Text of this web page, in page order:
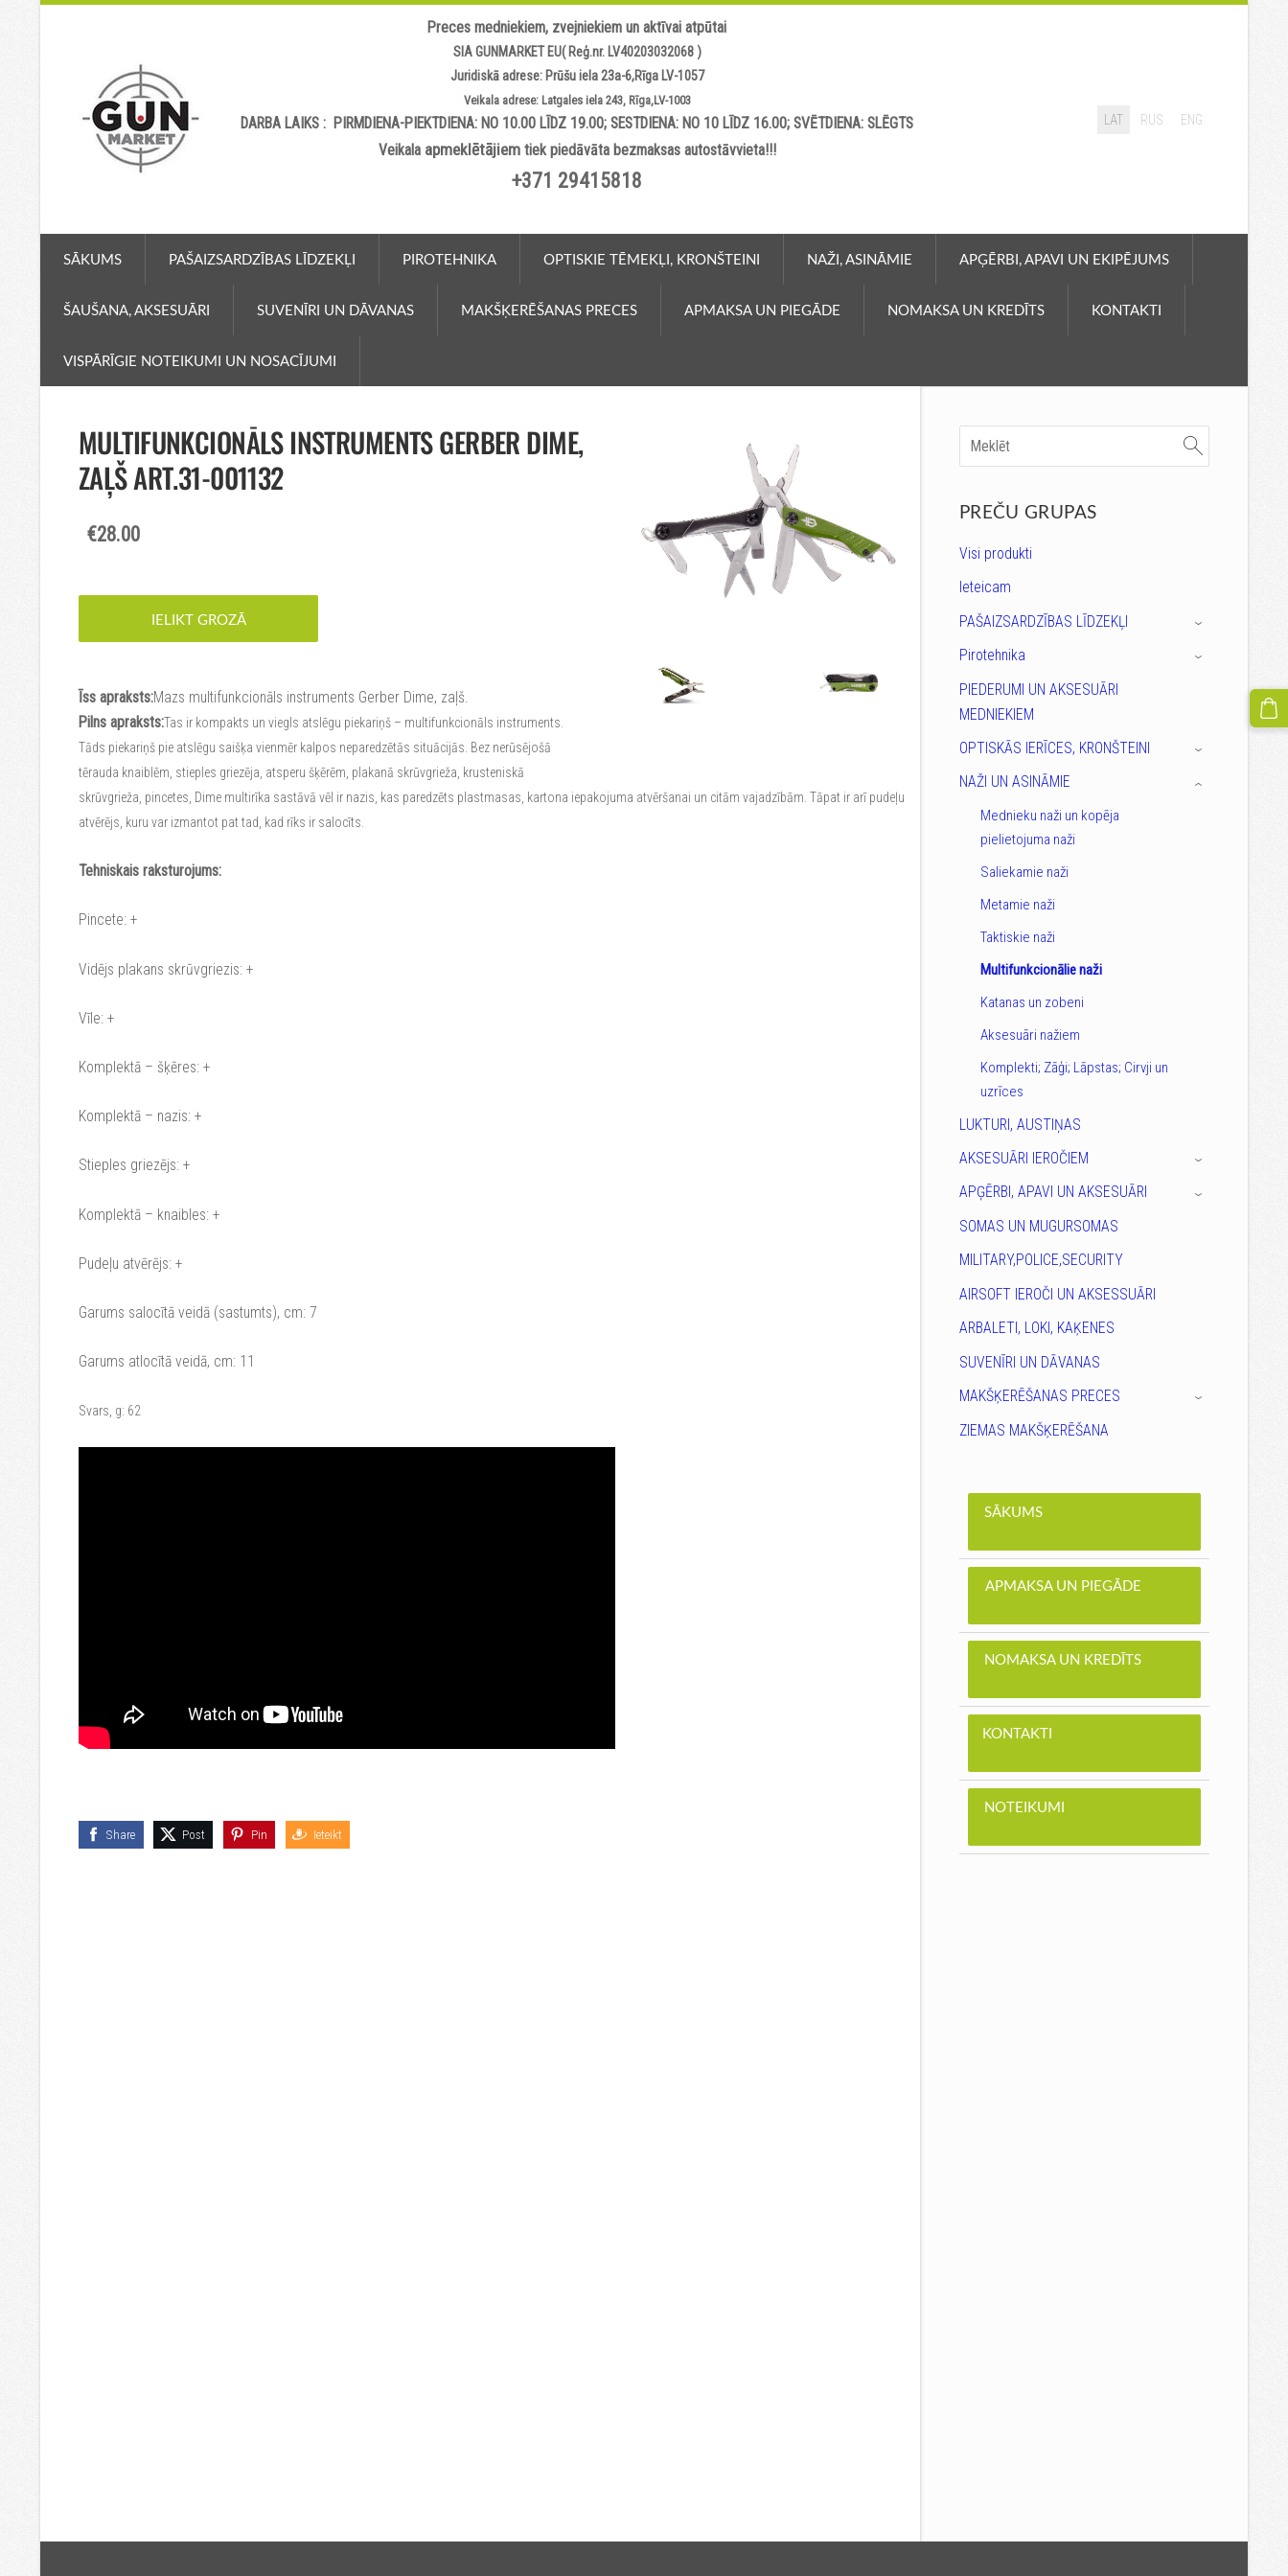
Preces medniekiem, zvejniekiem un aktīvai atpūtai
SIA GUNMARKET EU( Reģ.nr. LV40203032068 )
Juridiskā adrese: Prūšu iela 23a-6,Rīga LV-1057
Veikala adrese: Latgales iela 243, Rīga,LV-1003
DARBA LAIKS : PIRMDIENA-PIEKTDIENA: NO 10.00 LĪDZ 19.00; SESTDIENA: NO 10 LĪDZ 16.00; SVĒTDIENA: SLĒGTS
Veikala apmeklētājiemtiek piedāvāta bezmaksas autostāvvieta!!!
+371 29415818
LAT RUS ENG
SĀKUMS PAŠAIZSARDZĪBAS LĪDZEKĻI PIROTEHNIKA OPTISKIE TĒMEKĻI, KRONŠTEINI NAŽI, ASINĀMIE APĢĒRBI, APAVI UN EKIPĒJUMS
ŠAUŠANA, AKSESUĀRI SUVENĪRI UN DĀVANAS MAKŠĶERĒŠANAS PRECES APMAKSA UN PIEGĀDE NOMAKSA UN KREDĪTS KONTAKTI
VISPĀRĪGIE NOTEIKUMI UN NOSACĪJUMI
PREČU GRUPAS
Visi produkti
Ieteicam
PAŠAIZSARDZĪBAS LĪDZEKĻI
›
Pirotehnika ›
PIEDERUMI UN AKSESUĀRI
MEDNIEKIEM
OPTISKĀS IERĪCES, KRONŠTEINI
›
NAŽI UN ASINĀMIE
Mednieku naži un kopēja
pielietojuma naži
Saliekamie naži
Metamie naži
Taktiskie naži
Multifunkcionālie naži
Katanas un zobeni
Aksesuāri nažiem
Komplekti; Zāģi; Lāpstas; Cirvji un
uzrīces
›
LUKTURI, AUSTIŅAS
AKSESUĀRI IEROČIEM
›
APĢĒRBI, APAVI UN AKSESUĀRI ›
SOMAS UN MUGURSOMAS
MILITARY,POLICE,SECURITY
AIRSOFT IEROČI UN AKSESSUĀRI
ARBALETI, LOKI, KAĶENES
SUVENĪRI UN DĀVANAS
MAKŠĶERĒŠANAS PRECES
›
ZIEMAS MAKŠĶERĒŠANA
SĀKUMS
APMAKSA UN PIEGĀDE
NOMAKSA UN KREDĪTS
KONTAKTI
NOTEIKUMI
MULTIFUNKCIONĀLS INSTRUMENTS GERBER DIME,
ZAĻŠ ART.31-001132
€28.00
IELIKT GROZĀ
Īss apraksts:Mazs multifunkcionāls instruments Gerber Dime, zaļš.
Pilns apraksts:Tas ir kompakts un viegls atslēgu piekariņš – multifunkcionāls instruments.
Tāds piekariņš pie atslēgu saišķa vienmēr kalpos neparedzētās situācijās. Bez nerūsējošā
tērauda knaiblēm, stieples griezēja, atsperu šķērēm, plakanā skrūvgrieža, krusteniskā
skrūvgrieža, pincetes, Dime multirīka sastāvā vēl ir nazis, kas paredzēts plastmasas, kartona iepakojuma atvēršanai un citām vajadzībām. Tāpat ir arī pudeļu
atvērējs, kuru var izmantot pat tad, kad rīks ir salocīts.
Tehniskais raksturojums:
Pincete: +
Vidējs plakans skrūvgriezis: +
Vīle: +
Komplektā – šķēres: +
Komplektā – nazis: +
Stieples griezējs: +
Komplektā – knaibles: +
Pudeļu atvērējs: +
Garums salocītā veidā (sastumts), cm: 7
Garums atlocītā veidā, cm: 11
Svars, g: 62
Share Post Pin Ieteikt